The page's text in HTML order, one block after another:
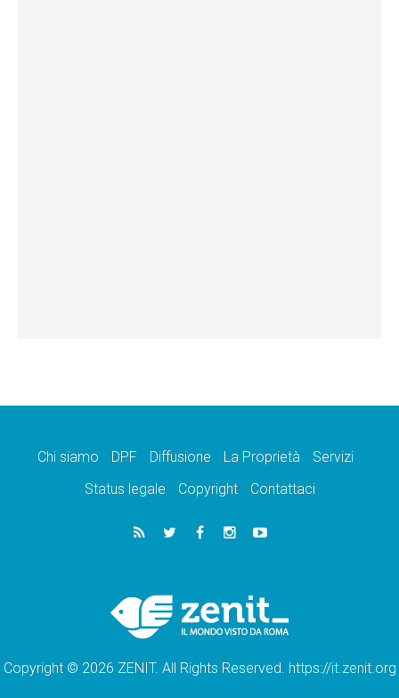
Chi siamo DPF Diffusione La Proprietà
Servizi
Status legale
Copyright Contattaci
Copyright © 2026 ZENIT. All Rights Reserved. https://it.zenit.org